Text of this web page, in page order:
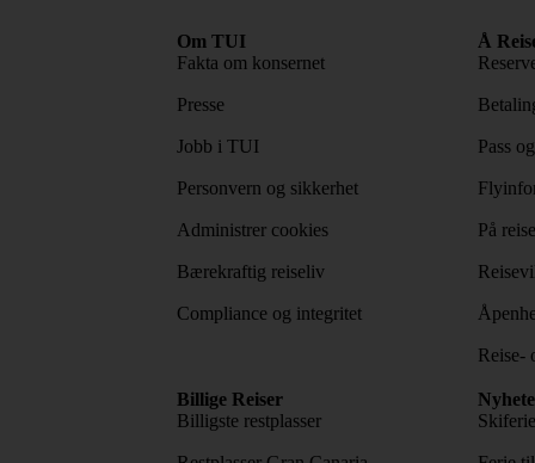
Om TUI
Fakta om konsernet
Presse
Jobb i TUI
Personvern og sikkerhet
Administrer cookies
Bærekraftig reiseliv
Compliance og integritet
Å
Pass
På
Reise-
Billige Reiser
Billigste restplasser
Skiferie